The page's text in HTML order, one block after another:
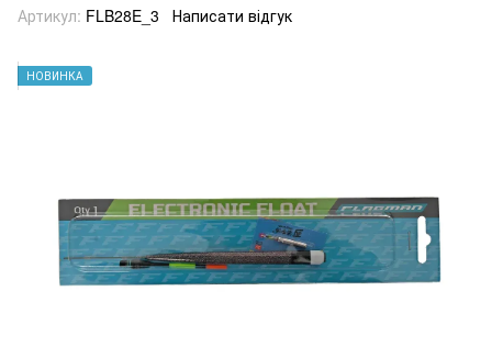
Артикул: FLB28E_3 Написати відгук
НОВИНКА